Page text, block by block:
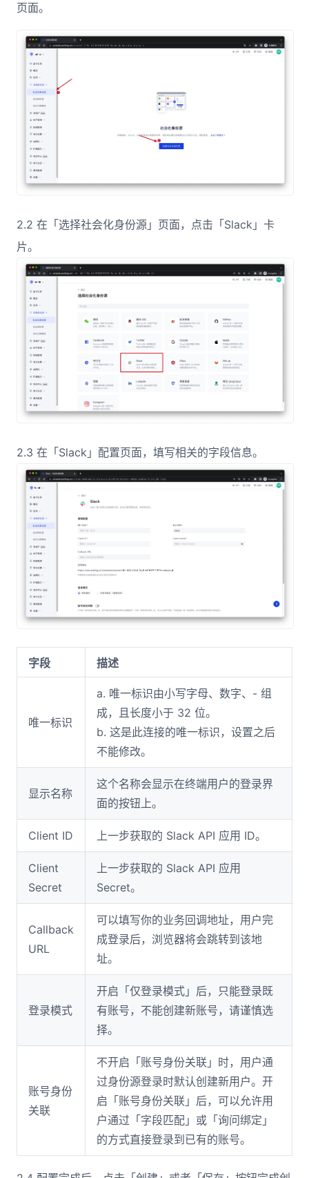
页面。
2.2 在「选择社会化身份源」页面，点击「Slack」卡
片。
2.3 在「Slack」配置页面，填写相关的字段信息。
字段 描述
唯一标识
a. 唯一标识由小写字母、数字、- 组
成，且长度小于 32 位。
b. 这是此连接的唯一标识，设置之后
不能修改。
显示名称
这个名称会显示在终端用户的登录界
面的按钮上。
Client ID 上一步获取的 Slack API 应用 ID。
Client
Secret
上一步获取的 Slack API 应用
Secret。
Callback
URL
可以填写你的业务回调地址，用户完
成登录后，浏览器将会跳转到该地
址。
登录模式
开启「仅登录模式」后，只能登录既
有账号，不能创建新账号，请谨慎选
择。
账号身份
关联
不开启「账号身份关联」时，用户通
过身份源登录时默认创建新用户。开
启「账号身份关联」后，可以允许用
户通过「字段匹配」或「询问绑定」
的方式直接登录到已有的账号。